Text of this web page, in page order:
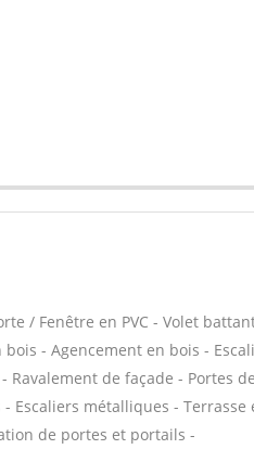
/ Fenêtre en PVC - Volet
- Agencement en bois -
de façade - Portes de
Escaliers métalliques - Terrasse
de portes et portails -